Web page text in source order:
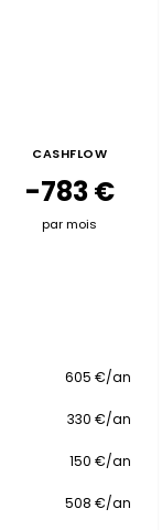
CASHFLOW
-783 €
par mois
605 €/an
330 €/an
150 €/an
508 €/an